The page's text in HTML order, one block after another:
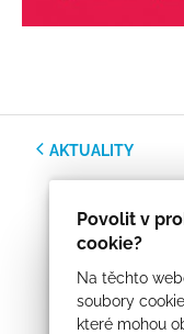
Povolit v
cookie?
Na těchto
soubory
které mohou
AKTUALITY